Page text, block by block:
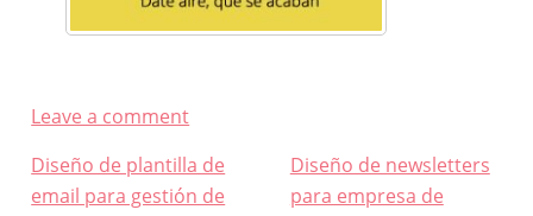
Leave a comment
Navegación
de
Diseño de plantilla de
email para gestión de
Diseño de newsletters
para empresa de